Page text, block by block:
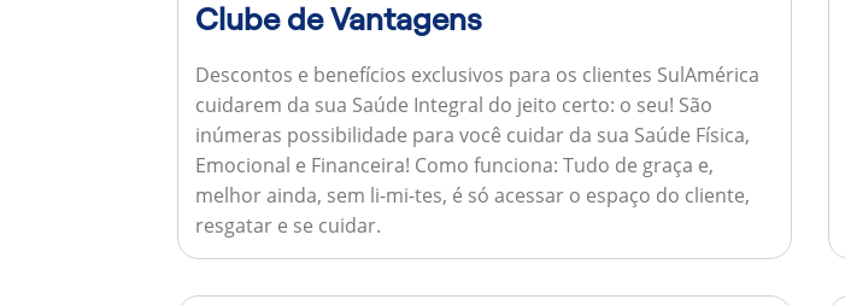
Clube de Vantagens
Descontos e benefícios exclusivos para os clientes SulAmérica
cuidarem da sua Saúde Integral do jeito certo: o seu! São
inúmeras possibilidade para você cuidar da sua Saúde Física,
Emocional e Financeira! Como funciona: Tudo de graça e,
melhor ainda, sem li-mi-tes, é só acessar o espaço do cliente,
resgatar e se cuidar.